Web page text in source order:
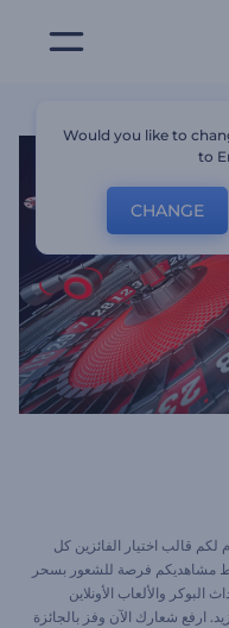
قالب اختيار الفائزين كل
مشاهديكم فرصة للشعور بسحر
والألعاب الأونلاين
ارفع شعارك الآن وفز بالجائزة
Would you like to
to
CHANGE